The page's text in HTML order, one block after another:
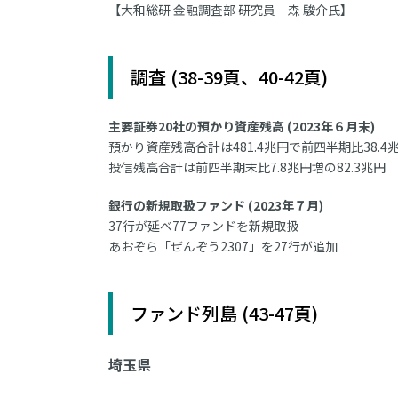
【大和総研 金融調査部 研究員 森 駿介氏】
調査 (38-39頁、40-42頁)
主要証券20社の預かり資産残高 (2023年６月末)
預かり資産残高合計は481.4兆円で前四半期比38.4
投信残高合計は前四半期末比7.8兆円増の82.3兆円
銀行の新規取扱ファンド (2023年７月)
37行が延べ77ファンドを新規取扱
あおぞら「ぜんぞう2307」を27行が追加
ファンド列島 (43-47頁)
埼玉県